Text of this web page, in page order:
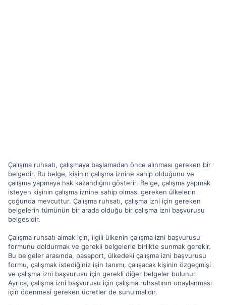
Çalışma ruhsatı, çalışmaya başlamadan önce alınması gereken bir
belgedir. Bu belge, kişinin çalışma iznine sahip olduğunu ve
çalışma yapmaya hak kazandığını gösterir. Belge, çalışma yapmak
isteyen kişinin çalışma iznine sahip olması gereken ülkelerin
çoğunda mevcuttur. Çalışma ruhsatı, çalışma izni için gereken
belgelerin tümünün bir arada olduğu bir çalışma izni başvurusu
belgesidir.
Çalışma ruhsatı almak için, ilgili ülkenin çalışma izni başvurusu
formunu doldurmak ve gerekli belgelerle birlikte sunmak gerekir.
Bu belgeler arasında, pasaport, ülkedeki çalışma izni başvurusu
formu, çalışmak istediğiniz işin tanımı, çalışacak kişinin özgeçmişi
ve çalışma izni başvurusu için gerekli diğer belgeler bulunur.
Ayrıca, çalışma izni başvurusu için çalışma ruhsatının onaylanması
için ödenmesi gereken ücretler de sunulmalıdır.